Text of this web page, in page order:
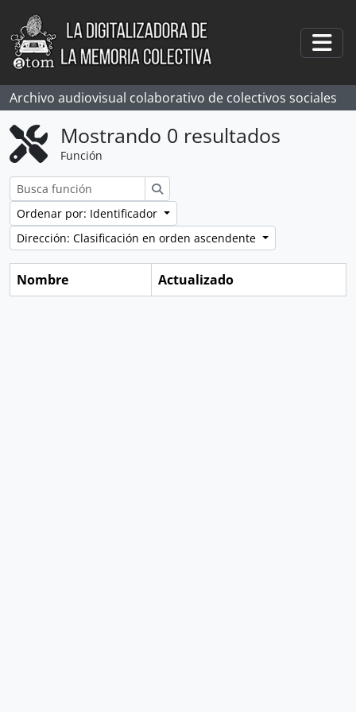
Skip to main content
Archivo audiovisual colaborativo de colectivos sociales
Mostrando 0 resultados
Función
Ordenar por: Identificador
Dirección: Clasificación en orden ascendente
Nombre Actualizado